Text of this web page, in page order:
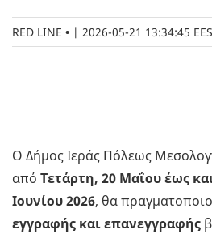
RED LINE | 2026-05-21 13:34:45
O Δήμος Ιεράς Πόλεως
από Τετάρτη, 20 Μαΐουέως
Ιουνίου 2026, θα
εγγραφής και επανεγγραφής